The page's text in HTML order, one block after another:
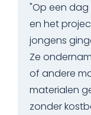
"Op een
en het
jongens
Ze
of andere
materialen
zonder